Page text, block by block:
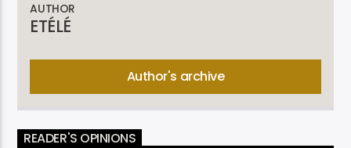
AUTHOR
ETÉLÉ
Author's archive
READER'S OPINIONS